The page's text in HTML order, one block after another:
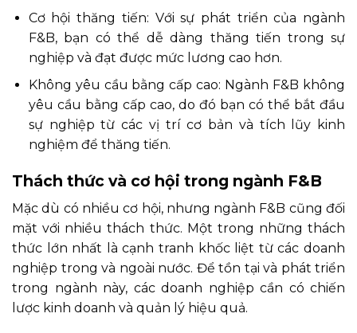
Cơ hội thăng tiến: Với sự phát triển của ngành
F&B, bạn có thể dễ dàng thăng tiến trong sự
nghiệp và đạt được mức lương cao hơn.
Không yêu cầu bằng cấp cao: Ngành F&B không
yêu cầu bằng cấp cao, do đó bạn có thể bắt đầu
sự nghiệp từ các vị trí cơ bản và tích lũy kinh
nghiệm để thăng tiến.
Thách thức và cơ hội trong ngành F&B
Mặc dù có nhiều cơ hội, nhưng ngành F&B cũng đối
mặt với nhiều thách thức. Một trong những thách
thức lớn nhất là cạnh tranh khốc liệt từ các doanh
nghiệp trong và ngoài nước. Để tồn tại và phát triển
trong ngành này, các doanh nghiệp cần có chiến
lược kinh doanh và quản lý hiệu quả.